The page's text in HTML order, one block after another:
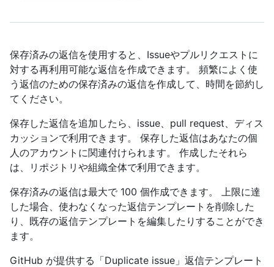
保存済みの返信を使用すると、Issueやプルリクエストに
対する再利用可能な返信を作成できます。 頻繁によく使
う返信のための保存済みの返信を作成して、時間を節約し
てください。
保存した返信を追加したら、issue、pull request、ディス
カッションで利用できます。 保存した返信はあなたの個
人のアカウントに関連付けられます。 作成したそれら
は、リポジトリや組織全体で利用できます。
保存済みの返信は最大で 100 個作成できます。 上限に達
した場合、使わなくなった返信テンプレートを削除した
り、既存の返信テンプレートを編集したりすることができ
ます。
GitHub が提供する「Duplicate issue」返信テンプレート